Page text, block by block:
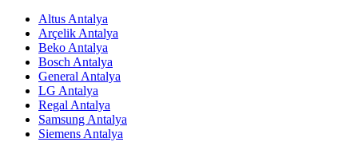
Altus Antalya
Arçelik Antalya
Beko Antalya
Bosch Antalya
General Antalya
LG Antalya
Regal Antalya
Samsung Antalya
Siemens Antalya